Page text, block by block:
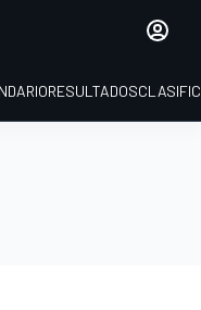
RESULTADOS